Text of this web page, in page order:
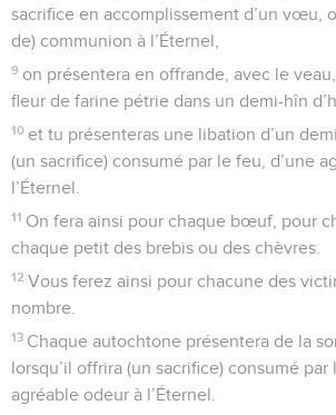
sacrifice en accomplissement d’un vœu,
de) communion à l’Éternel,
9 on présentera en offrande, avec le
fleur de farine pétrie dans un demi-hîn
10 et tu présenteras une libation d’un
(un sacrifice) consumé par le feu, d’une
l’Éternel.
11 On fera ainsi pour chaque bœuf, pour
chaque petit des brebis ou des chèvres.
12 Vous ferez ainsi pour chacune des
nombre.
13 Chaque autochtone présentera de la
lorsqu’il offrira (un sacrifice) consumé par
agréable odeur à l’Éternel.